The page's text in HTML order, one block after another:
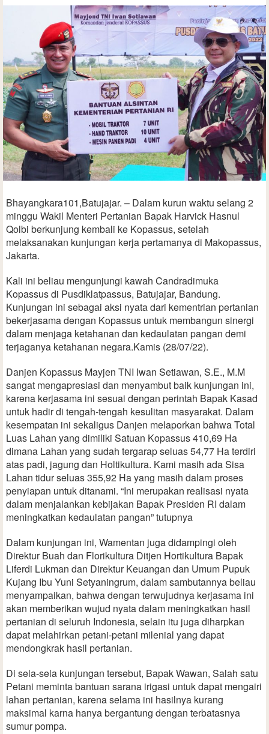
Bhayangkara101,Batujajar. – Dalam kurun waktu selang 2
minggu Wakil Menteri Pertanian Bapak Harvick Hasnul
Qolbi berkunjung kembali ke Kopassus, setelah
melaksanakan kunjungan kerja pertamanya di Makopassus,
Jakarta.
Kali ini beliau mengunjungi kawah Candradimuka
Kopassus di Pusdiklatpassus, Batujajar, Bandung.
Kunjungan ini sebagai aksi nyata dari kementrian pertanian
bekerjasama dengan Kopassus untuk membangun sinergi
dalam menjaga ketahanan dan kedaulatan pangan demi
terjaganya ketahanan negara.Kamis (28/07/22).
Danjen Kopassus Mayjen TNI Iwan Setiawan, S.E., M.M
sangat mengapresiasi dan menyambut baik kunjungan ini,
karena kerjasama ini sesuai dengan perintah Bapak Kasad
untuk hadir di tengah-tengah kesulitan masyarakat. Dalam
kesempatan ini sekaligus Danjen melaporkan bahwa Total
Luas Lahan yang dimiliki Satuan Kopassus 410,69 Ha
dimana Lahan yang sudah tergarap seluas 54,77 Ha terdiri
atas padi, jagung dan Holtikultura. Kami masih ada Sisa
Lahan tidur seluas 355,92 Ha yang masih dalam proses
penyiapan untuk ditanami. “Ini merupakan realisasi nyata
dalam menjalankan kebijakan Bapak Presiden RI dalam
meningkatkan kedaulatan pangan” tutupnya
Dalam kunjungan ini, Wamentan juga didampingi oleh
Direktur Buah dan Florikultura Ditjen Hortikultura Bapak
Liferdi Lukman dan Direktur Keuangan dan Umum Pupuk
Kujang Ibu Yuni Setyaningrum, dalam sambutannya beliau
menyampaikan, bahwa dengan terwujudnya kerjasama ini
akan memberikan wujud nyata dalam meningkatkan hasil
pertanian di seluruh Indonesia, selain itu juga diharpkan
dapat melahirkan petani-petani milenial yang dapat
mendongkrak hasil pertanian.
Di sela-sela kunjungan tersebut, Bapak Wawan, Salah satu
Petani meminta bantuan sarana irigasi untuk dapat mengairi
lahan pertanian, karena selama ini hasilnya kurang
maksimal karna hanya bergantung dengan terbatasnya
sumur pompa.